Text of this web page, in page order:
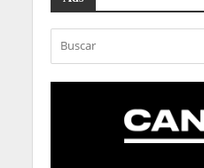
prestador de servicios.
oponerse al interés
y así solicitar el cese
Derecho a retirar el